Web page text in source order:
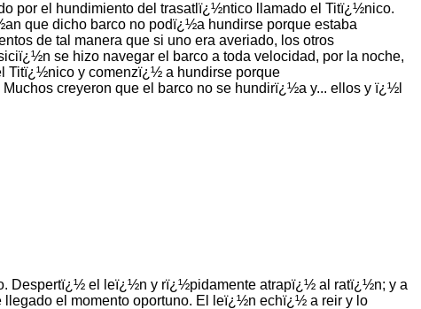
por el hundimiento del trasatlï¿½ntico llamado el Titï¿½nico.
que dicho barco no podï¿½a hundirse porque estaba
de tal manera que si uno era averiado, los otros
se hizo navegar el barco a toda velocidad, por la noche,
Titï¿½nico y comenzï¿½ a hundirse porque
Muchos creyeron que el barco no se hundirï¿½a y... ellos y ï¿½l
Despertï¿½ el leï¿½n y rï¿½pidamente atrapï¿½ al ratï¿½n; y a
el momento oportuno. El leï¿½n echï¿½ a reir y lo